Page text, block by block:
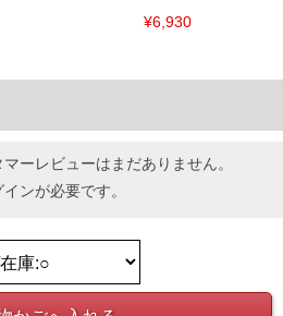
¥6,930
ーレビューはまだありません。
インが必要です。